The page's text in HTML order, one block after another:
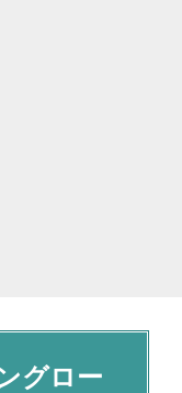
グロー